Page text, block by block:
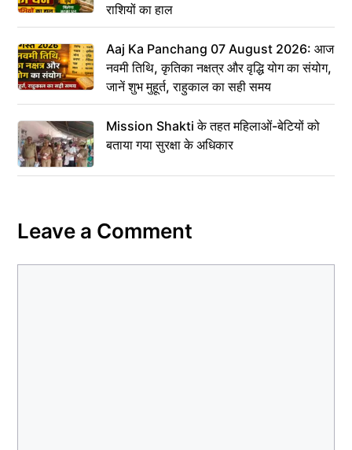
राशियों का हाल
Aaj Ka Panchang 07 August 2026: आज
नवमी तिथि, कृतिका नक्षत्र और वृद्धि योग का संयोग,
जानें शुभ मुहूर्त, राहुकाल का सही समय
Mission Shakti के तहत महिलाओं-बेटियों को
बताया गया सुरक्षा के अधिकार
Leave a Comment